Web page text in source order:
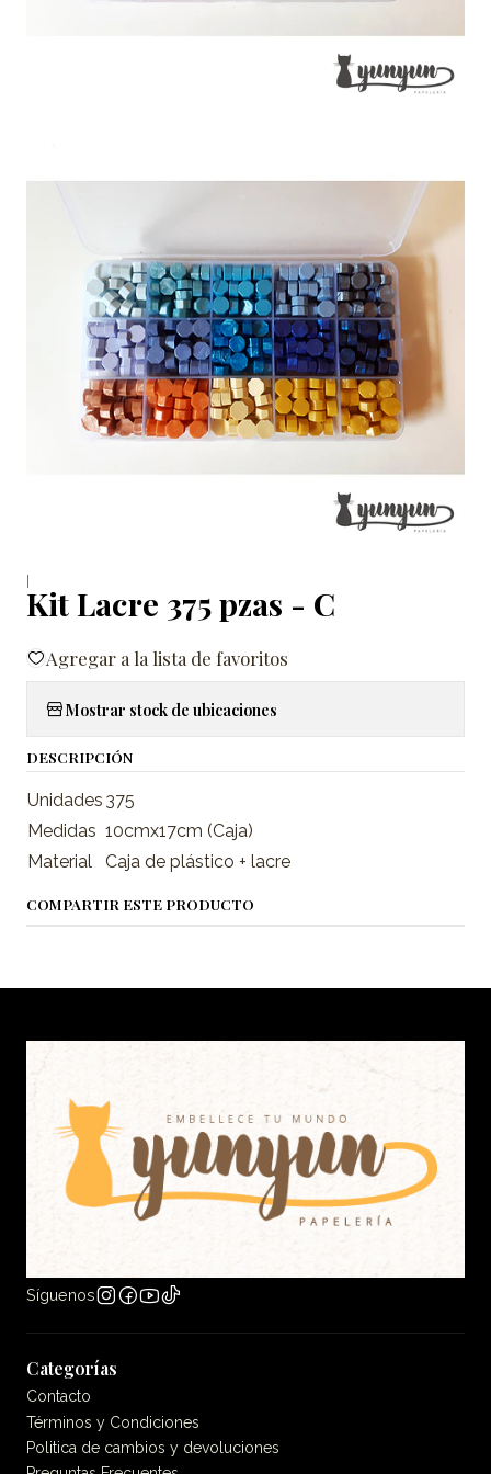
|
Kit Lacre 375 pzas - C
Agregar a la lista de favoritos
Mostrar stock de ubicaciones
DESCRIPCIÓN
Unidades 375
Medidas 10cmx17cm (Caja)
Material
Caja de plástico + lacre
COMPARTIR ESTE PRODUCTO
Síguenos
Categorías
Contacto
Términos y Condiciones
Politica de cambios y devoluciones